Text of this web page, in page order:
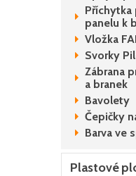
Příchytka
panelu k
Vložka
Svorky
Zábrana
a branek
Bavolety
Čepičky
Barva ve
Plastové